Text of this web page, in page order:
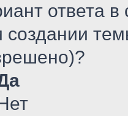
ответа
создании